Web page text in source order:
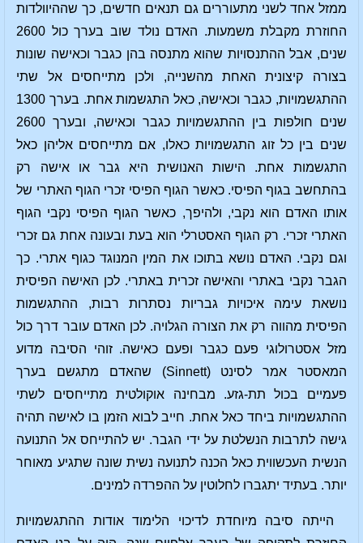
ממזל אחד לשני מתעוררים גם תנאים חדשים, כך שההיוולדות
החוזרת מקבלת משמעות. האדם נולד שוב בערך כול 2600
שנים, אבל ההתנסויות שהוא מתנסה בהן כגבר וכאישה שונות
בצורה קיצונית האחת מהשנייה, ולכן מתייחסים אל שתי
ההתגשמויות, כגבר וכאישה, כאל התגשמות אחת. בערך 1300
שנים חולפות בין ההתגשמויות כגבר וכאישה, ובערך 2600
שנים בין כל זוג התגשמויות כאלו, אם מתייחסים אליהן כאל
התגשמות אחת. הישות האנושית היא גבר או אישה רק
בהתחשב בגוף הפיסי. כאשר הגוף הפיסי זכרי הגוף האתרי של
אותו האדם הוא נקבי, ולהיפך, כאשר הגוף הפיסי נקבי הגוף
האתרי זכרי. רק הגוף האסטרלי הוא בעת ובעונה אחת גם זכרי
וגם נקבי. האדם נושא בתוכו את המין המנוגד כגוף אתרי. כך
הגבר נקבי באתרי והאישה זכרית באתרי. לכן האישה הפיסית
נושאת עימה איכויות גבריות נסתרות רבות, ההתגשמות
הפיסית מהווה רק את הצורה הגלויה. לכן האדם עובר דרך כול
מזל אסטרולוגי פעם כגבר ופעם כאישה. זוהי הסיבה מדוע
המאסטר אמר לסינט (Sinnett) שהאדם מתגשם בערך
פעמיים בכול תת-גזע. מבחינה אוקולטית מתייחסים לשתי
ההתגשמויות ביחד כאל אחת. חייב לבוא הזמן בו לאישה תהיה
גישה לתרבות הנשלטת על ידי הגבר. יש להתייחס אל התנועה
הנשית העכשווית כאל הכנה לתנועה נשית שונה שתגיע מאוחר
יותר. בעתיד יתגברו לחלוטין על ההפרדה למינים.
הייתה סיבה מיוחדת לדיכוי הלימוד אודות ההתגשמויות